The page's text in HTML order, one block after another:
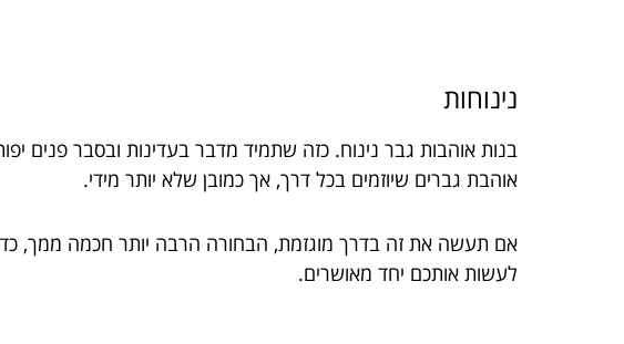
נינוחות
בנות אוהבות גבר נינוח. כזה שתמיד מדבר בעדינות ובסבר
אוהבת גברים שיוזמים בכל דרך, אך כמובן שלא יותר מידי.
אם תעשה את זה בדרך מוגזמת, הבחורה הרבה יותר חכמה ממך,
לעשות אותכם יחד מאושרים.